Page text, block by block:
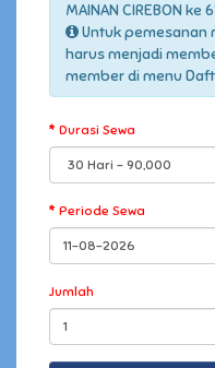
MAINAN CIREBON ke
Untuk pemesanan
harus menjadi
member di menu
Durasi Sewa
Periode Sewa
Jumlah